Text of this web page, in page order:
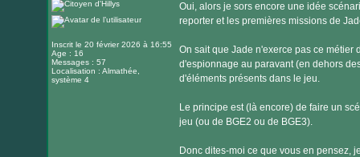
Inscrit le 20 février 2026 à 16:55
Age : 16
Messages : 57
Localisation : Almathée,
système 4
Oui, alors je sors encore une idée
reporter et les premières missions de
On sait que Jade n'exerce pas ce
d'espionnage au paravant (en dehors
d'éléments présents dans le jeu.
Le principe est (là encore) de faire un
jeu (ou de BGE2 ou de BGE3).
Donc dites-moi ce que vous en pensez,